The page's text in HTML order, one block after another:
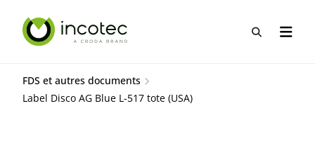
contenu
menu
FDS et autres documents
Label Disco AG Blue L-517 tote (USA)